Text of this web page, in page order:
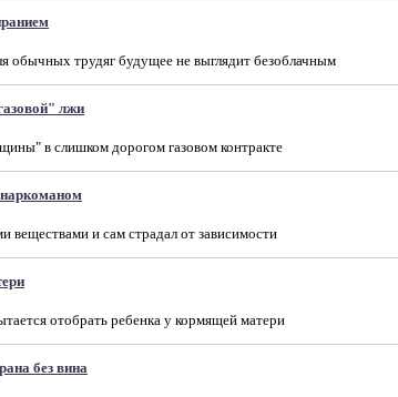
обычных трудяг будущее не выглядит безоблачным
лжи
в слишком дорогом газовом контракте
и сам страдал от зависимости
отобрать ребенка у кормящей матери
без вина